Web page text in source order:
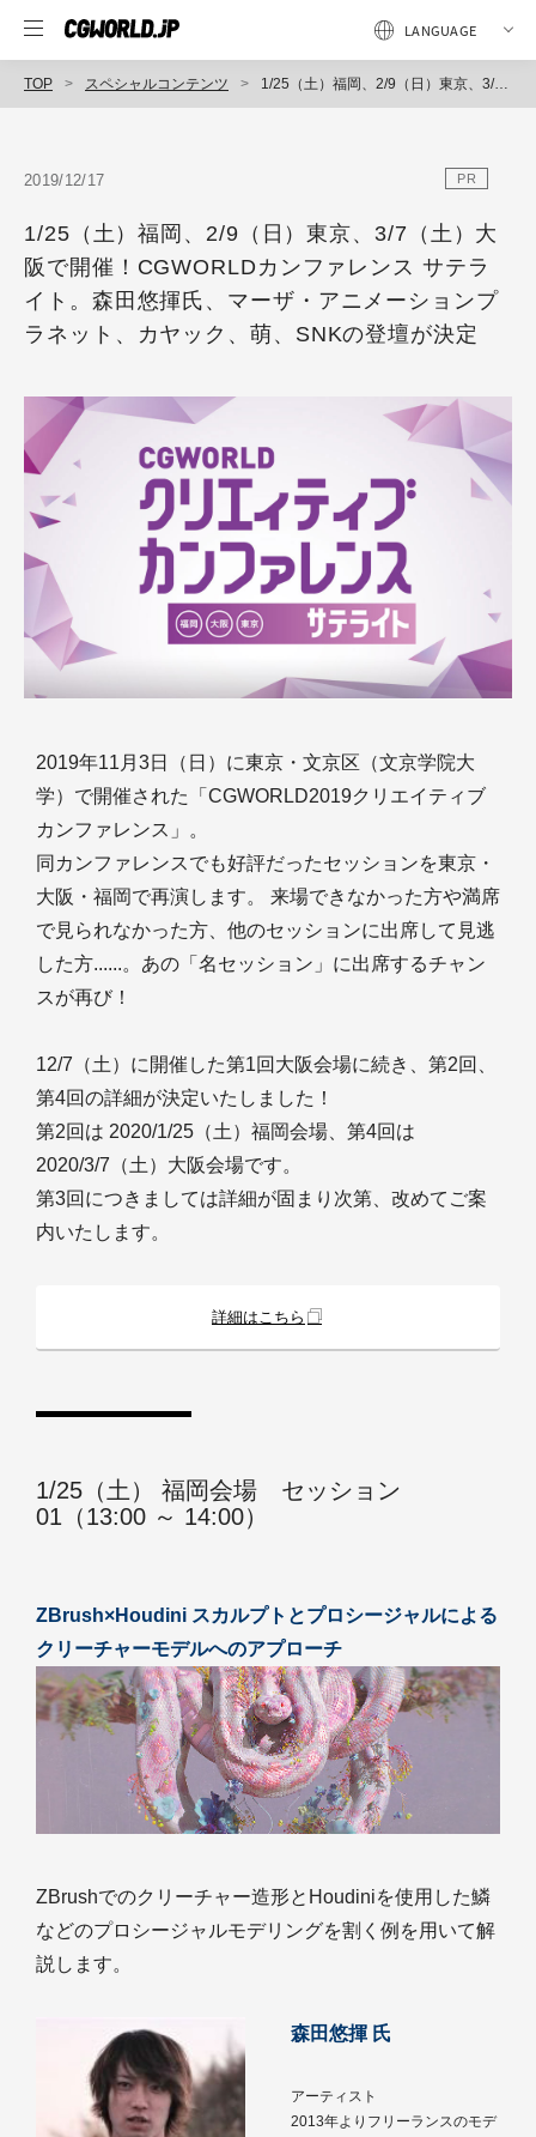
TOP スペシャルコンテンツ 1/25（土）福岡、2/9（日）東京、3/7（土）大阪で開催！CGWORLDカンファレンス サテライト。森田悠揮氏、マーザ・アニメーションプラネット、カヤック、萌、SNKの登壇が決定
2019/12/17 PR
1/25（土）福岡、2/9（日）東京、3/7（土）大
阪で開催！CGWORLDカンファレンス サテラ
イト。森田悠揮氏、マーザ・アニメーションプ
ラネット、カヤック、萌、SNKの登壇が決定
2019年11月3日（日）に東京・文京区（文京学院大
学）で開催された「CGWORLD2019クリエイティブ
カンファレンス」。
同カンファレンスでも好評だったセッションを東京・
大阪・福岡で再演します。 来場できなかった方や満席
で見られなかった方、他のセッションに出席して見逃
した方......。あの「名セッション」に出席するチャン
スが再び！
12/7（土）に開催した第1回大阪会場に続き、第2回、
第4回の詳細が決定いたしました！
第2回は 2020/1/25（土）福岡会場、第4回は
2020/3/7（土）大阪会場です。
第3回につきましては詳細が固まり次第、改めてご案
内いたします。
詳細はこちら
1/25（土） 福岡会場 セッション
01（13:00 ～ 14:00）
ZBrush×Houdini スカルプトとプロシージャルによる
クリーチャーモデルへのアプローチ
ZBrushでのクリーチャー造形とHoudiniを使用した鱗
などのプロシージャルモデリングを割く例を用いて解
説します。
森田悠揮 氏
アーティスト
2013年よりフリーランスのモデ